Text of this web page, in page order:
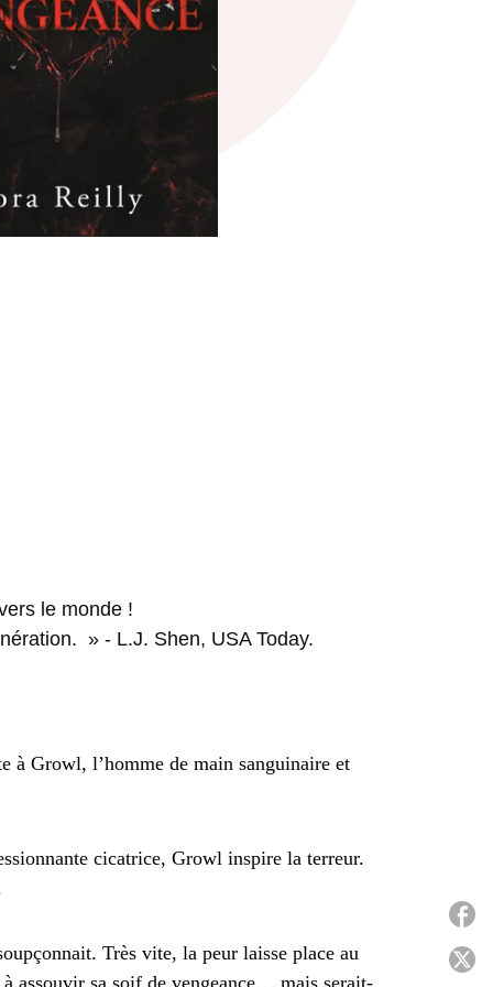
le monde !
» - L.J. Shen, USA Today.
à Growl, l’homme de main sanguinaire et
cicatrice, Growl inspire la terreur.
Très vite, la peur laisse place au